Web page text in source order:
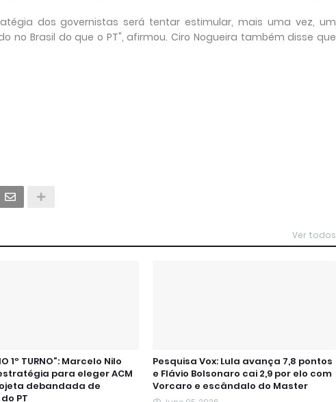
dos governistas será tentar estimular, mais uma vez, um
no Brasil do que o PT", afirmou. Ciro Nogueira também disse que
Ver todos
1º TURNO”: Marcelo Nilo
para eleger ACM
debandada de
PT
Pesquisa Vox: Lula avança 7,8 pontos
e Flávio Bolsonaro cai 2,9 por elo com
Vorcaro e escândalo do Master